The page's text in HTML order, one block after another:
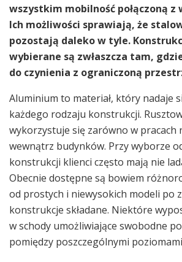
wszystkim mobilność połączoną z
Ich możliwości sprawiają, że
pozostają daleko w tyle.
wybierane są zwłaszcza tam,
do czynienia z ograniczoną
Aluminium to materiał, który nadaje
każdego rodzaju konstrukcji.
wykorzystuje się zarówno w pracach
wewnątrz budynków. Przy wyborze
konstrukcji klienci często mają nie
Obecnie dostępne są bowiem
od prostych i niewysokich modeli po
konstrukcje składane. Niektóre
w schody umożliwiające swobodne
pomiędzy poszczególnymi